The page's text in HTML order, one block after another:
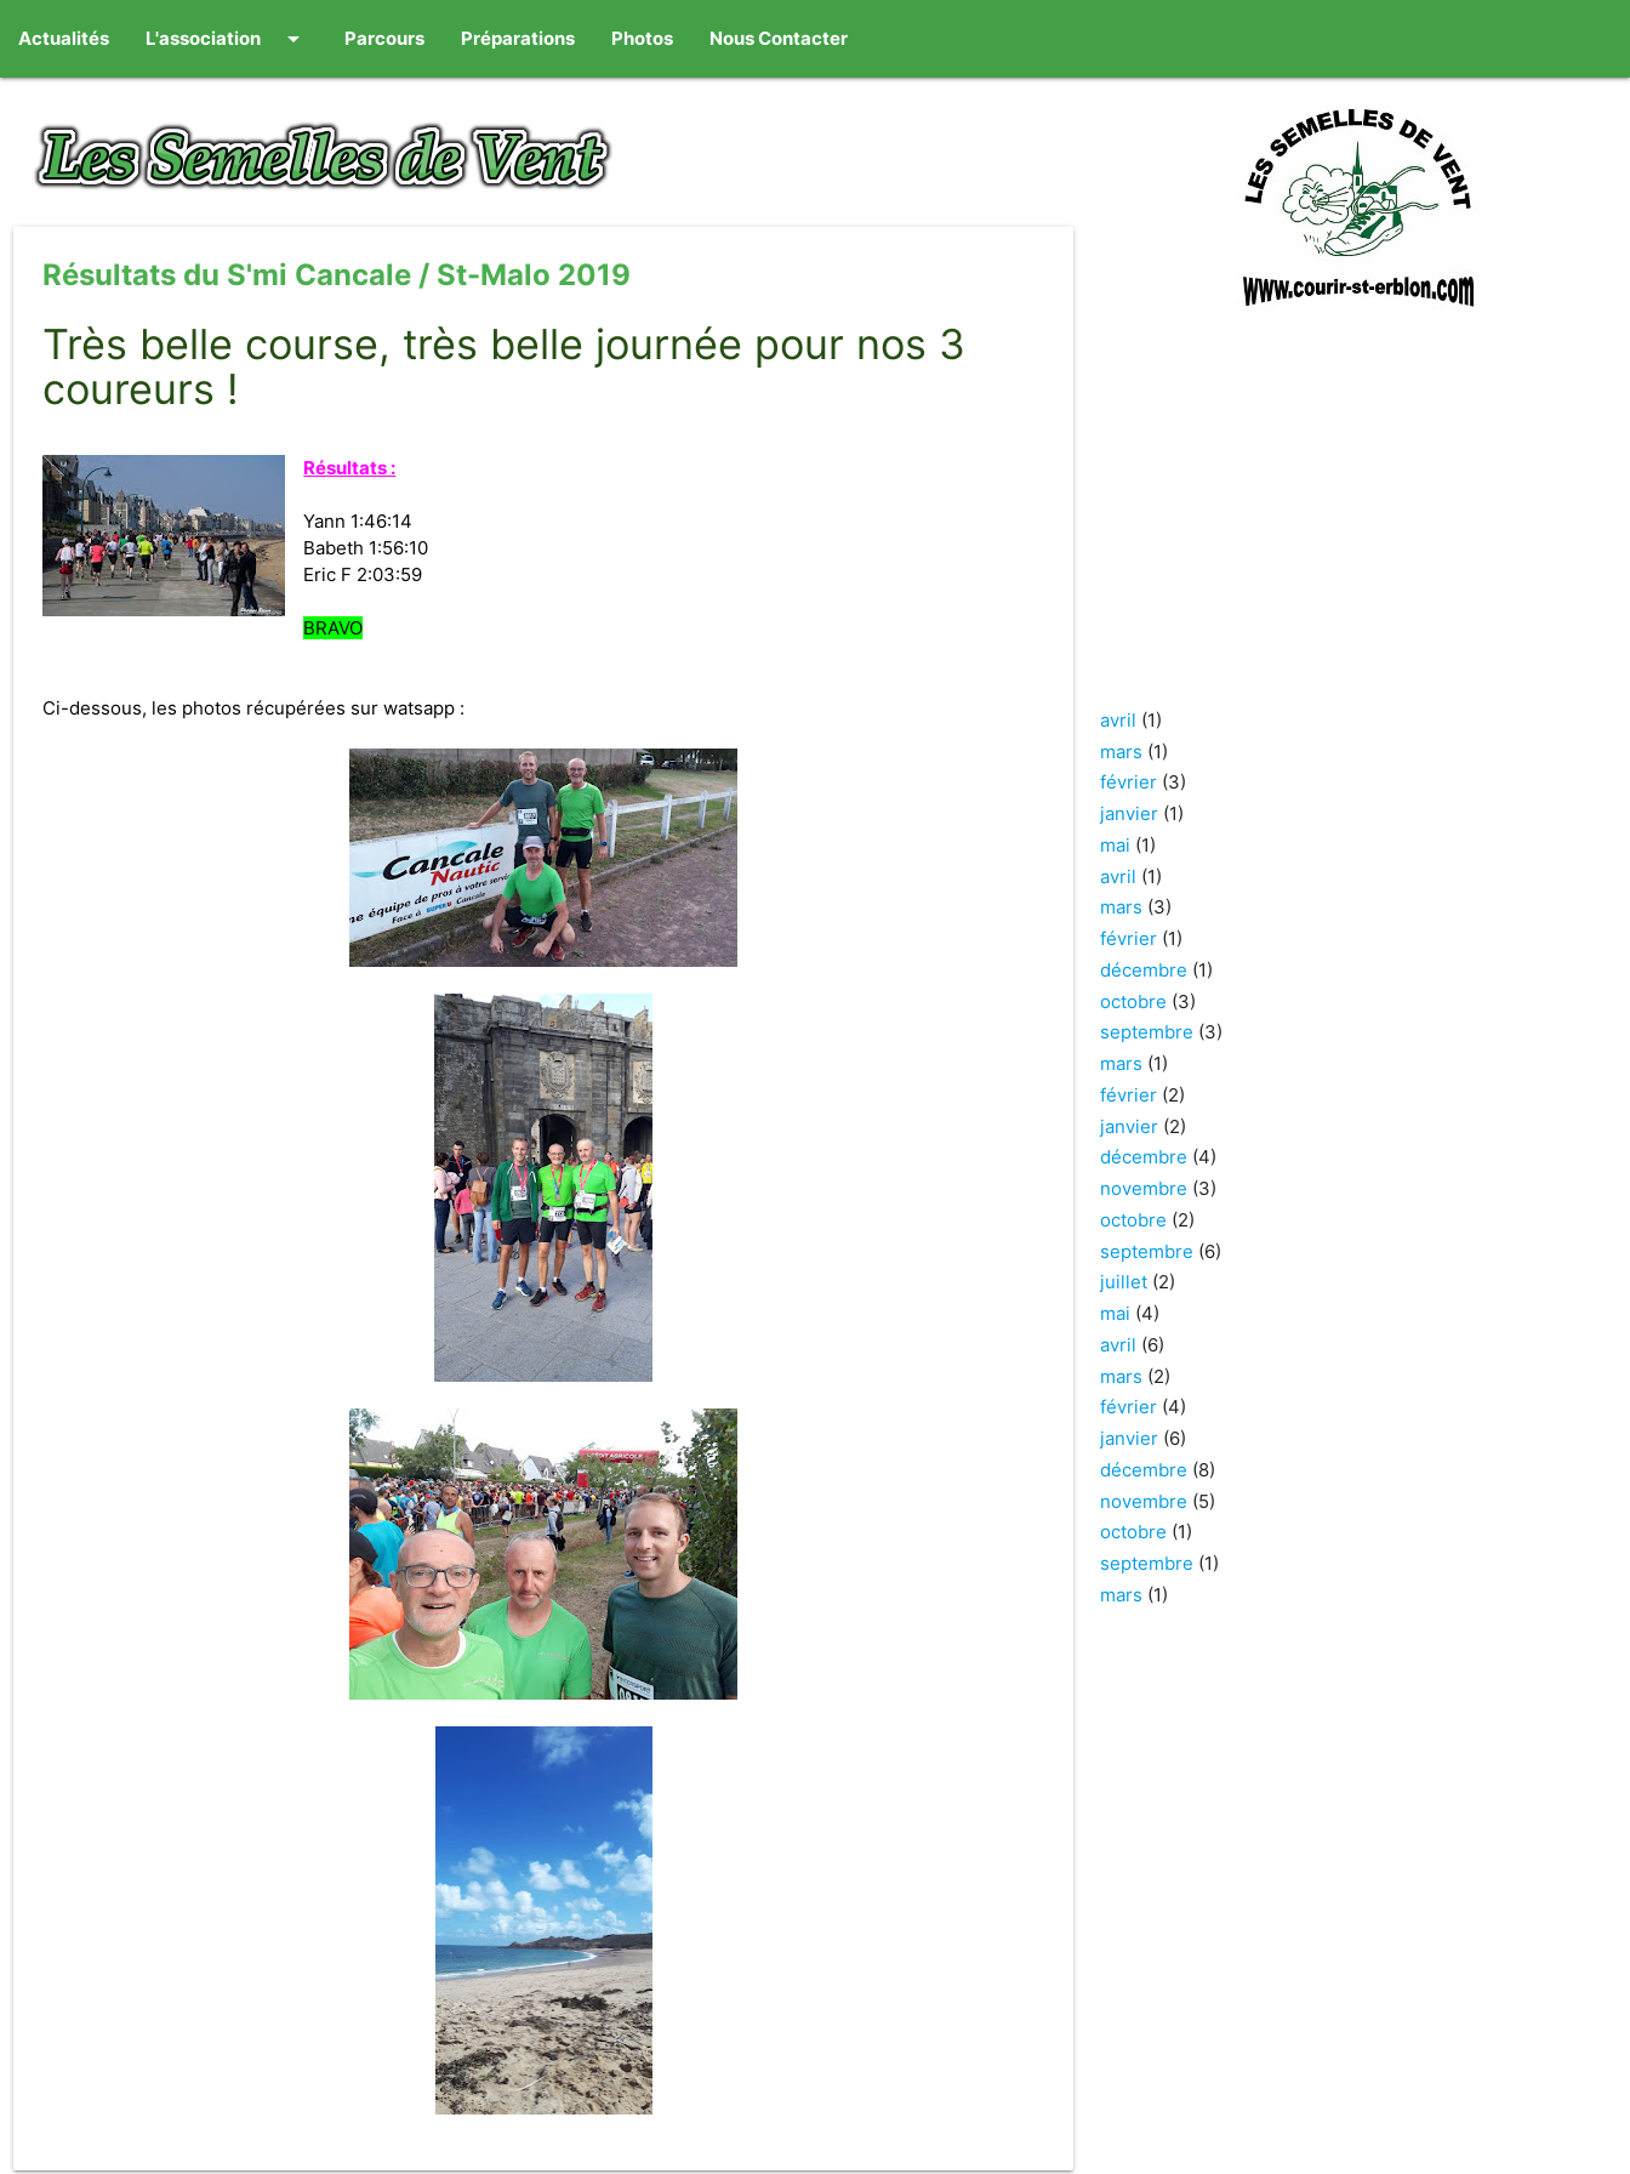
Actualités L'association arrow_drop_down Parcours Préparations Photos Nous Contacter
Résultats du S'mi Cancale / St-Malo 2019
Très belle course, très belle journée pour nos 3
coureurs !
Résultats :
Yann 1:46:14
Babeth 1:56:10
Eric F 2:03:59
BRAVO
Ci-dessous, les photos récupérées sur watsapp :
avril (1)
mars (1)
février (3)
janvier (1)
mai (1)
avril (1)
mars (3)
février (1)
décembre (1)
octobre (3)
septembre (3)
mars (1)
février (2)
janvier (2)
décembre (4)
novembre (3)
octobre (2)
septembre (6)
juillet (2)
mai (4)
avril (6)
mars (2)
février (4)
janvier (6)
décembre (8)
novembre (5)
octobre (1)
septembre (1)
mars (1)